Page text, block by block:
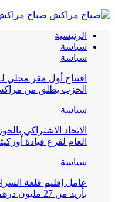
صباح مراكش
الرئيسية
سياسة
سياسة
افتتاح أول مقر محلي
الحزب يطلق من
سياسة
الاتحاد الاشتراكي
العام لفرع قيادة
سياسة
عامل إقليم قلعة
بأزيد من 27 مليون درهم احتفاءً…